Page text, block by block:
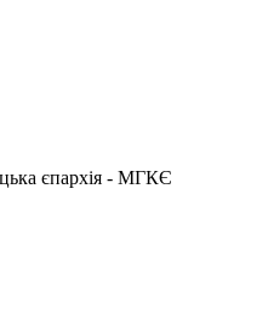
єпархія - МГКЄ